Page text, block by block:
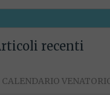
recenti
CALENDARIO